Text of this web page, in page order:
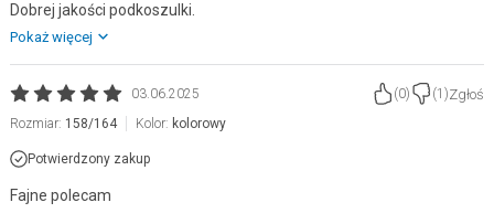
Dobrej jakości podkoszulki.
Pokaż więcej
03.06.2025 (0) (1 )Zgłoś
Rozmiar: 158/164 Kolor: kolorowy
Potwierdzony zakup
Fajne polecam